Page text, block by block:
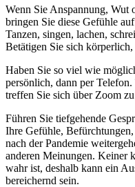
Wenn Sie Anspannung, Wut
bringen Sie diese Gefühle
Tanzen, singen, lachen,
Betätigen Sie sich
Haben Sie so viel wie
persönlich, dann per
treffen Sie sich über Zoom
Führen Sie tiefgehende
Ihre Gefühle,
nach der Pandemie
anderen Meinungen. Keiner
wahr ist, deshalb kann ein
bereichernd sein.